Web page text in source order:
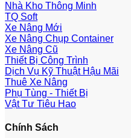
Nhà Kho Thông Minh
TQ Soft
Xe Nâng Mới
Xe Nâng Chụp Container
Xe Nâng Cũ
Thiết Bị Công Trình
Dịch Vụ Kỹ Thuật Hậu Mãi
Thuê Xe Nâng
Phụ Tùng - Thiết Bị
Vật Tư Tiêu Hao
Chính Sách